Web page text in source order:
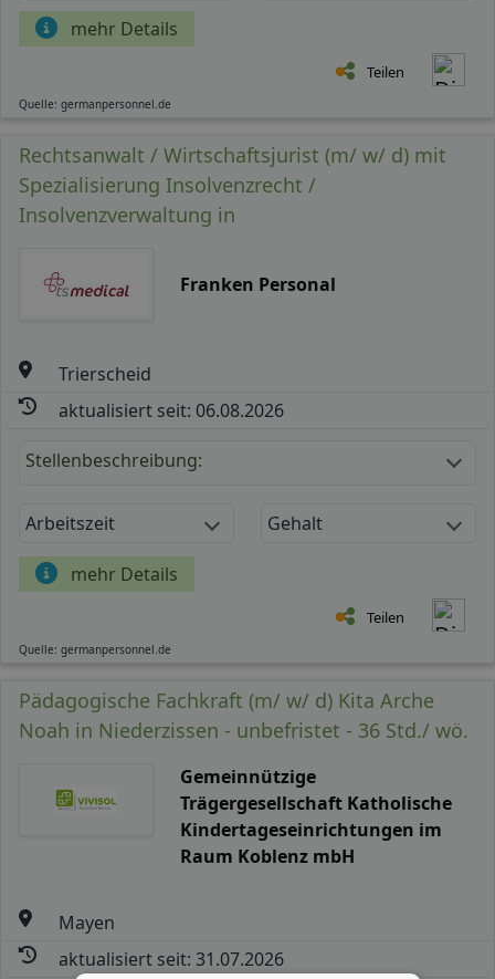
mehr Details
Teilen
Quelle: germanpersonnel.de
Rechtsanwalt / Wirtschaftsjurist (m/ w/ d) mit
Spezialisierung Insolvenzrecht /
Insolvenzverwaltung in
Franken Personal
Trierscheid
aktualisiert seit: 06.08.2026
Stellenbeschreibung:
Arbeitszeit Gehalt
mehr Details
Teilen
Quelle: germanpersonnel.de
Pädagogische Fachkraft (m/ w/ d) Kita Arche
Noah in Niederzissen - unbefristet - 36 Std./ wö.
Gemeinnützige
Trägergesellschaft Katholische
Kindertageseinrichtungen im
Raum Koblenz mbH
Mayen
aktualisiert seit: 31.07.2026